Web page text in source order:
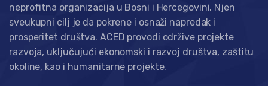
neprofitna organizacija u Bosni i Hercegovini. Njen
sveukupni cilj je da pokrene i osnaži napredak i
prosperitet društva. ACED provodi održive projekte
razvoja, uključujući ekonomski i razvoj društva, zaštitu
okoline, kao i humanitarne projekte.